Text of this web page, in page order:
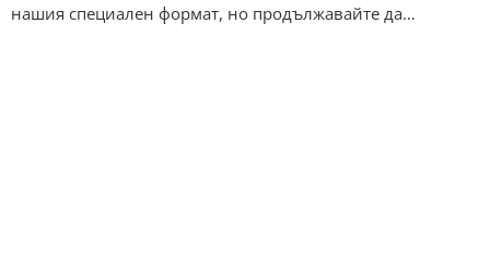
нашия специален формат, но продължавайте да…